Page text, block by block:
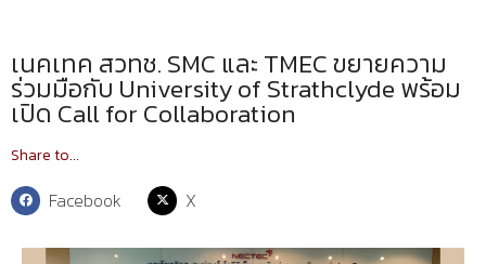
เนคเทค สวทช. SMC และ TMEC ขยายความ
ร่วมมือกับ University of Strathclyde พร้อม
เปิด Call for Collaboration
Share to...
Facebook X